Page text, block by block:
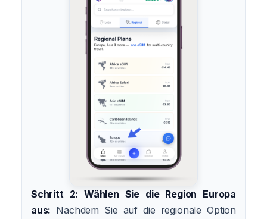
Schritt 2: Wählen Sie die Region Europa
aus: Nachdem Sie auf die regionale Option